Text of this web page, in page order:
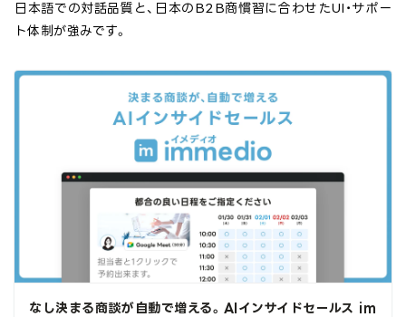
日本語での対話品質と、日本のB2B商慣習に合わせたUI・サポー
ト体制が強みです。
なし決まる商談が自動で増える。AIインサイドセールス im